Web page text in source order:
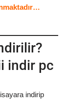
indir pc
indirip